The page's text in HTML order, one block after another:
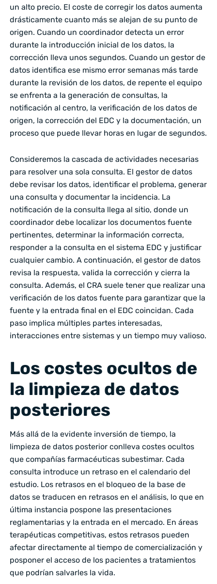
un alto precio. El coste de corregir los datos aumenta
drásticamente cuanto más se alejan de su punto de
origen. Cuando un coordinador detecta un error
durante la introducción inicial de los datos, la
corrección lleva unos segundos. Cuando un gestor de
datos identifica ese mismo error semanas más tarde
durante la revisión de los datos, de repente el equipo
se enfrenta a la generación de consultas, la
notificación al centro, la verificación de los datos de
origen, la corrección del EDC y la documentación, un
proceso que puede llevar horas en lugar de segundos.
Consideremos la cascada de actividades necesarias
para resolver una sola consulta. El gestor de datos
debe revisar los datos, identificar el problema, generar
una consulta y documentar la incidencia. La
notificación de la consulta llega al sitio, donde un
coordinador debe localizar los documentos fuente
pertinentes, determinar la información correcta,
responder a la consulta en el sistema EDC y justificar
cualquier cambio. A continuación, el gestor de datos
revisa la respuesta, valida la corrección y cierra la
consulta. Además, el CRA suele tener que realizar una
verificación de los datos fuente para garantizar que la
fuente y la entrada final en el EDC coincidan. Cada
paso implica múltiples partes interesadas,
interacciones entre sistemas y un tiempo muy valioso.
Los costes ocultos de
la limpieza de datos
posteriores
Más allá de la evidente inversión de tiempo, la
limpieza de datos posterior conlleva costes ocultos
que compañías farmacéuticas subestimar. Cada
consulta introduce un retraso en el calendario del
estudio. Los retrasos en el bloqueo de la base de
datos se traducen en retrasos en el análisis, lo que en
última instancia pospone las presentaciones
reglamentarias y la entrada en el mercado. En áreas
terapéuticas competitivas, estos retrasos pueden
afectar directamente al tiempo de comercialización y
posponer el acceso de los pacientes a tratamientos
que podrían salvarles la vida.